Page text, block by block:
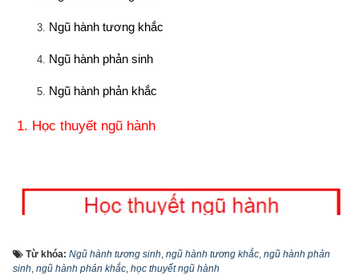
Ngũ hành tương khắc
Ngũ hành phản sinh
Ngũ hành phản khắc
1. Học thuyết ngũ hành
Từ khóa: Ngũ hành tương sinh, ngũ hành tương khắc, ngũ hành phản
sinh, ngũ hành phản khắc, học thuyết ngũ hành